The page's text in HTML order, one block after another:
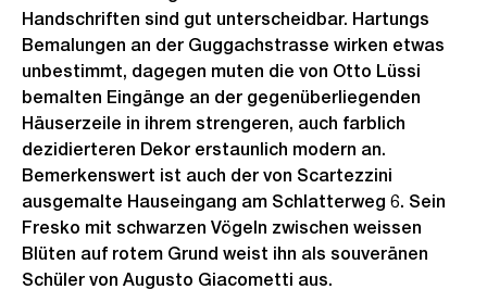
Handschriften sind gut unterscheidbar. Hartungs
Bemalungen an der Guggachstrasse wirken etwas
unbestimmt, dagegen muten die von Otto Lüssi
bemalten Eingänge an der gegenüberliegenden
Häuserzeile in ihrem strengeren, auch farblich
dezidierteren Dekor erstaunlich modern an.
Bemerkenswert ist auch der von Scartezzini
ausgemalte Hauseingang am Schlatterweg 6. Sein
Fresko mit schwarzen Vögeln zwischen weissen
Blüten auf rotem Grund weist ihn als souveränen
Schüler von Augusto Giacometti aus.